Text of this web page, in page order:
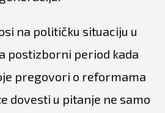
na političku situaciju u
postizborni period kada
pregovori o reformama
dovesti u pitanje ne samo